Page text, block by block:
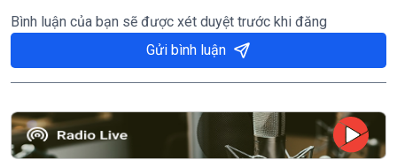
Bình luận của bạn sẽ được xét duyệt trước khi đăng
Gửi bình luận